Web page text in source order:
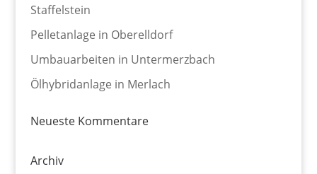
Staffelstein
Pelletanlage in Oberelldorf
Umbauarbeiten in Untermerzbach
Ölhybridanlage in Merlach
Neueste Kommentare
Archiv